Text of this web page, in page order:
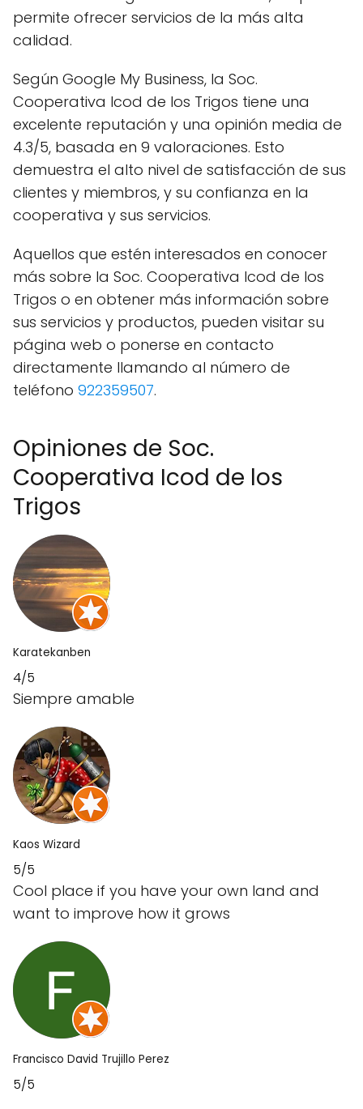
permite ofrecer servicios de la más alta
calidad.
Según Google My Business, la Soc.
Cooperativa Icod de los Trigos tiene una
excelente reputación y una opinión media de
4.3/5, basada en 9 valoraciones. Esto
demuestra el alto nivel de satisfacción de sus
clientes y miembros, y su confianza en la
cooperativa y sus servicios.
Aquellos que estén interesados en conocer
más sobre la Soc. Cooperativa Icod de los
Trigos o en obtener más información sobre
sus servicios y productos, pueden visitar su
página web o ponerse en contacto
directamente llamando al número de
teléfono 922359507.
Opiniones de Soc.
Cooperativa Icod de los
Trigos
Karatekanben
4/5
Siempre amable
Kaos Wizard
5/5
Cool place if you have your own land and
want to improve how it grows
Francisco David Trujillo Perez
5/5